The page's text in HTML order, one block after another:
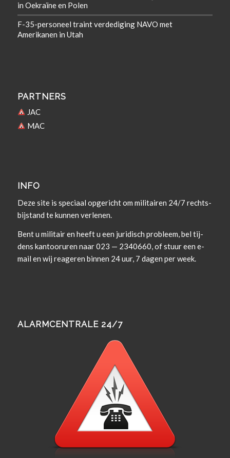
in Oekraïne en Polen
F-35-personeel traint verdediging NAVO met
Amerikanen in Utah
PARTNERS
JAC
MAC
INFO
Deze site is spe­ci­aal opgericht om militairen 24/7 rechts­
bi­j­s­tand te kun­nen verlenen.
Bent u militair en heeft u een juridisch prob­leem, bel tij­
dens kan­tooruren naar 023 — 2340660, of stuur een e-
mail en wij rea­geren bin­nen 24 uur, 7 dagen per week.
ALARMCENTRALE 24/7